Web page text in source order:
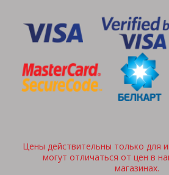
Цены действительны только для
могут отличаться от цен в
магазинах.